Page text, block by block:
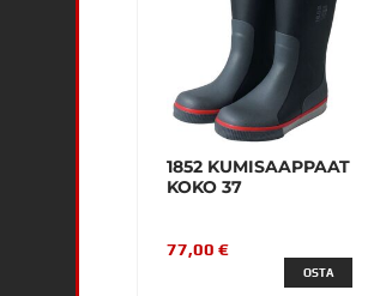
1852 KUMISAAPPAAT
KOKO 37
77,00 €
OSTA